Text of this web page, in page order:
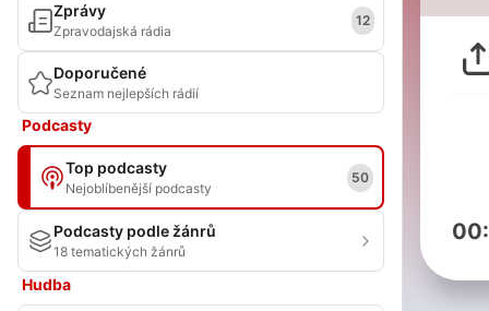
Zprávy
Zpravodajská rádia
12
Doporučené
Seznam nejlepších rádií
Podcasty
Top podcasty
Nejoblíbenější podcasty
50
Podcasty podle žánrů
18 tematických žánrů
Hudba